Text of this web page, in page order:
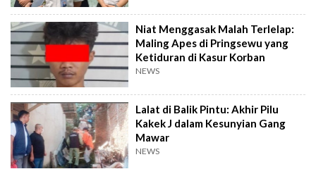
Niat Menggasak Malah Terlelap:
Maling Apes di Pringsewu yang
Ketiduran di Kasur Korban
NEWS
Lalat di Balik Pintu: Akhir Pilu
Kakek J dalam Kesunyian Gang
Mawar
NEWS